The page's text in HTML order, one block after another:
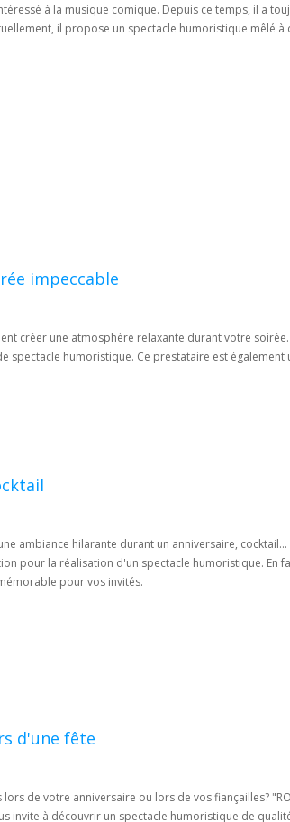
à la musique comique. Depuis ce temps, il a
il propose un spectacle humoristique mêlé à
impeccable
créer une atmosphère relaxante durant votre
spectacle humoristique. Ce prestataire est également
ambiance hilarante durant un anniversaire,
pour la réalisation d'un spectacle humoristique. En
pour vos invités.
d'une fête
de votre anniversaire ou lors de vos fiançailles?
invite à découvrir un spectacle humoristique de